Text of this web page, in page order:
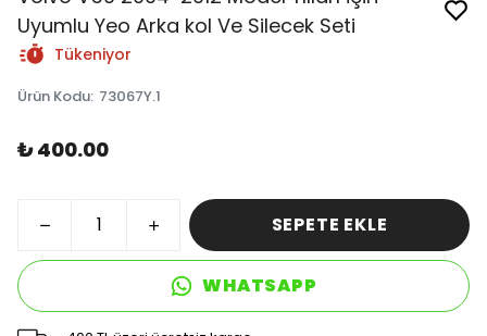
Uyumlu Yeo Arka kol Ve Silecek Seti
Tükeniyor
Ürün Kodu: 73067Y.1
₺ 400.00
SEPETE EKLE
WHATSAPP